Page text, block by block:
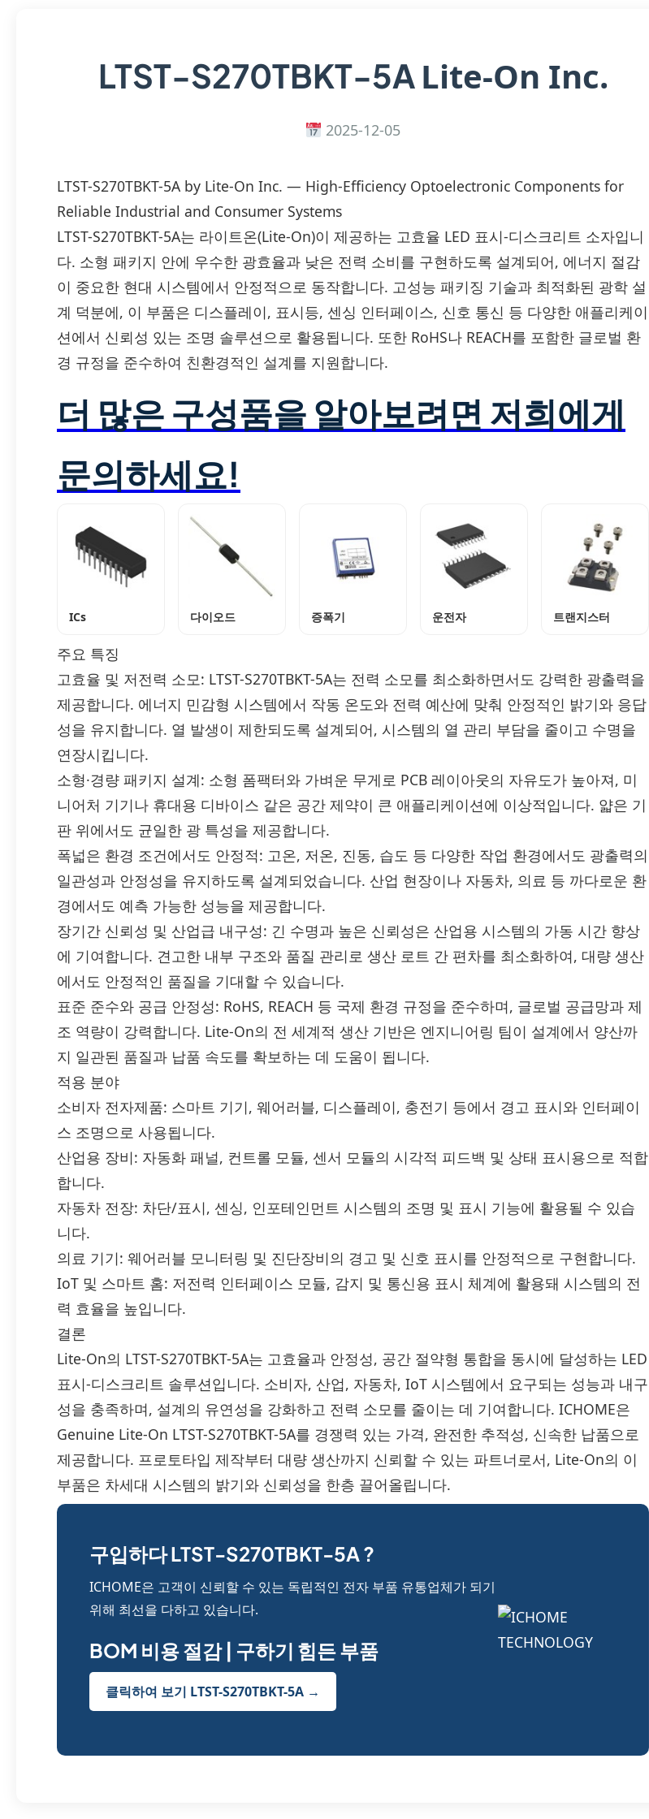
LTST-S270TBKT-5ALite-On Inc.
2025-12-05
LTST-S270TBKT-5A by Lite-On Inc. — High-Efficiency Optoelectronic Components for
Reliable Industrial and Consumer Systems
LTST-S270TBKT-5A는 라이트온(Lite-On)이 제공하는 고효율 LED 표시-디스크리트 소자입니
다. 소형 패키지 안에 우수한 광효율과 낮은 전력 소비를 구현하도록 설계되어, 에너지 절감
이 중요한 현대 시스템에서 안정적으로 동작합니다. 고성능 패키징 기술과 최적화된 광학 설
계 덕분에, 이 부품은 디스플레이, 표시등, 센싱 인터페이스, 신호 통신 등 다양한 애플리케이
션에서 신뢰성 있는 조명 솔루션으로 활용됩니다. 또한 RoHS나 REACH를 포함한 글로벌 환
경 규정을 준수하여 친환경적인 설계를 지원합니다.
더 많은 구성품을 알아보려면 저희에게
문의하세요!
ICs 다이오드 증폭기 운전자 트랜지스터
주요 특징
고효율 및 저전력 소모: LTST-S270TBKT-5A는 전력 소모를 최소화하면서도 강력한 광출력을
제공합니다. 에너지 민감형 시스템에서 작동 온도와 전력 예산에 맞춰 안정적인 밝기와 응답
성을 유지합니다. 열 발생이 제한되도록 설계되어, 시스템의 열 관리 부담을 줄이고 수명을
연장시킵니다.
소형·경량 패키지 설계: 소형 폼팩터와 가벼운 무게로 PCB 레이아웃의 자유도가 높아져, 미
니어처 기기나 휴대용 디바이스 같은 공간 제약이 큰 애플리케이션에 이상적입니다. 얇은 기
판 위에서도 균일한 광 특성을 제공합니다.
폭넓은 환경 조건에서도 안정적: 고온, 저온, 진동, 습도 등 다양한 작업 환경에서도 광출력의
일관성과 안정성을 유지하도록 설계되었습니다. 산업 현장이나 자동차, 의료 등 까다로운 환
경에서도 예측 가능한 성능을 제공합니다.
장기간 신뢰성 및 산업급 내구성: 긴 수명과 높은 신뢰성은 산업용 시스템의 가동 시간 향상
에 기여합니다. 견고한 내부 구조와 품질 관리로 생산 로트 간 편차를 최소화하여, 대량 생산
에서도 안정적인 품질을 기대할 수 있습니다.
표준 준수와 공급 안정성: RoHS, REACH 등 국제 환경 규정을 준수하며, 글로벌 공급망과 제
조 역량이 강력합니다. Lite-On의 전 세계적 생산 기반은 엔지니어링 팀이 설계에서 양산까
지 일관된 품질과 납품 속도를 확보하는 데 도움이 됩니다.
적용 분야
소비자 전자제품: 스마트 기기, 웨어러블, 디스플레이, 충전기 등에서 경고 표시와 인터페이
스 조명으로 사용됩니다.
산업용 장비: 자동화 패널, 컨트롤 모듈, 센서 모듈의 시각적 피드백 및 상태 표시용으로 적합
합니다.
자동차 전장: 차단/표시, 센싱, 인포테인먼트 시스템의 조명 및 표시 기능에 활용될 수 있습
니다.
의료 기기: 웨어러블 모니터링 및 진단장비의 경고 및 신호 표시를 안정적으로 구현합니다.
IoT 및 스마트 홈: 저전력 인터페이스 모듈, 감지 및 통신용 표시 체계에 활용돼 시스템의 전
력 효율을 높입니다.
결론
Lite-On의 LTST-S270TBKT-5A는 고효율과 안정성, 공간 절약형 통합을 동시에 달성하는 LED
표시-디스크리트 솔루션입니다. 소비자, 산업, 자동차, IoT 시스템에서 요구되는 성능과 내구
성을 충족하며, 설계의 유연성을 강화하고 전력 소모를 줄이는 데 기여합니다. ICHOME은
Genuine Lite-On LTST-S270TBKT-5A를 경쟁력 있는 가격, 완전한 추적성, 신속한 납품으로
제공합니다. 프로토타입 제작부터 대량 생산까지 신뢰할 수 있는 파트너로서, Lite-On의 이
부품은 차세대 시스템의 밝기와 신뢰성을 한층 끌어올립니다.
구입하다 LTST-S270TBKT-5A ?
ICHOME은 고객이 신뢰할 수 있는 독립적인 전자 부품 유통업체가 되기
위해 최선을 다하고 있습니다.
BOM 비용 절감 | 구하기 힘든 부품
클릭하여 보기 LTST-S270TBKT-5A →